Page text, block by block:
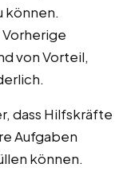
können.
Vorherige
von Vorteil,
dass Hilfskräfte
Aufgaben
können.